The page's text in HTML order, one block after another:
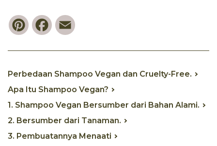
PinterestFacebook
Perbedaan Shampoo Vegan dan Cruelty-Free.
Apa Itu Shampoo Vegan?
1. Shampoo Vegan Bersumber dari Bahan Alami.
2. Bersumber dari Tanaman.
3. Pembuatannya Menaati